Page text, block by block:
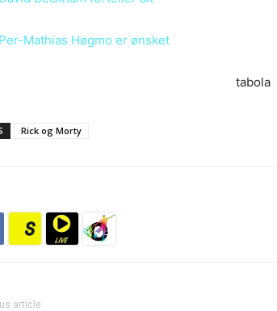
Per-Mathias Høgmo er ønsket
tabola
Rick og Morty
article